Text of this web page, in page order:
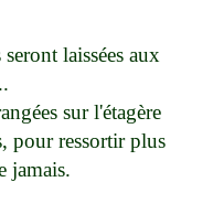
laissées aux
sur l'étagère
pour ressortir plus
jamais.